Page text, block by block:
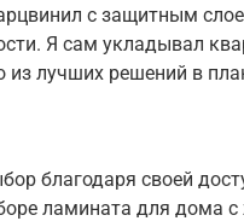
с защитным
Я сам укладывал
из лучших решений в
благодаря своей
ламината для дома